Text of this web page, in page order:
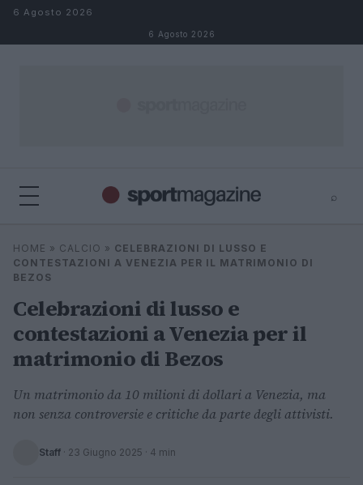
Salta al contenuto
6 Agosto 2026
6 Agosto 2026
⌕
Cerca
HOME » CALCIO » CELEBRAZIONI DI LUSSO E
CONTESTAZIONI A VENEZIA PER IL MATRIMONIO DI
BEZOS
Celebrazioni di lusso e
contestazioni a Venezia per il
matrimonio di Bezos
Un matrimonio da 10 milioni di dollari a Venezia, ma
non senza controversie e critiche da parte degli attivisti.
Staff · 23 Giugno 2025 · 4 min